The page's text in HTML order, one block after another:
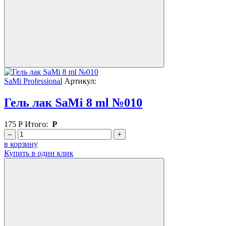
SaMi Professional Артикул:
Гель лак SaMi 8 ml №010
175 Р Итого: Р
– +
в корзину
Купить в один клик